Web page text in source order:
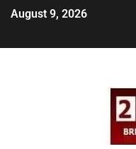
August 9, 2026